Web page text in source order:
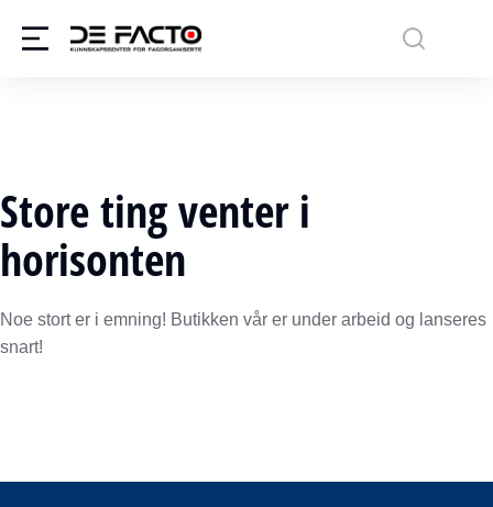
Store ting venter i
horisonten
Noe stort er i emning! Butikken vår er under arbeid og lanseres
snart!